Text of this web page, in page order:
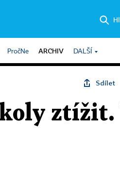
PročNe ARCHIV DALŠÍ
Sdílet
ztížit.